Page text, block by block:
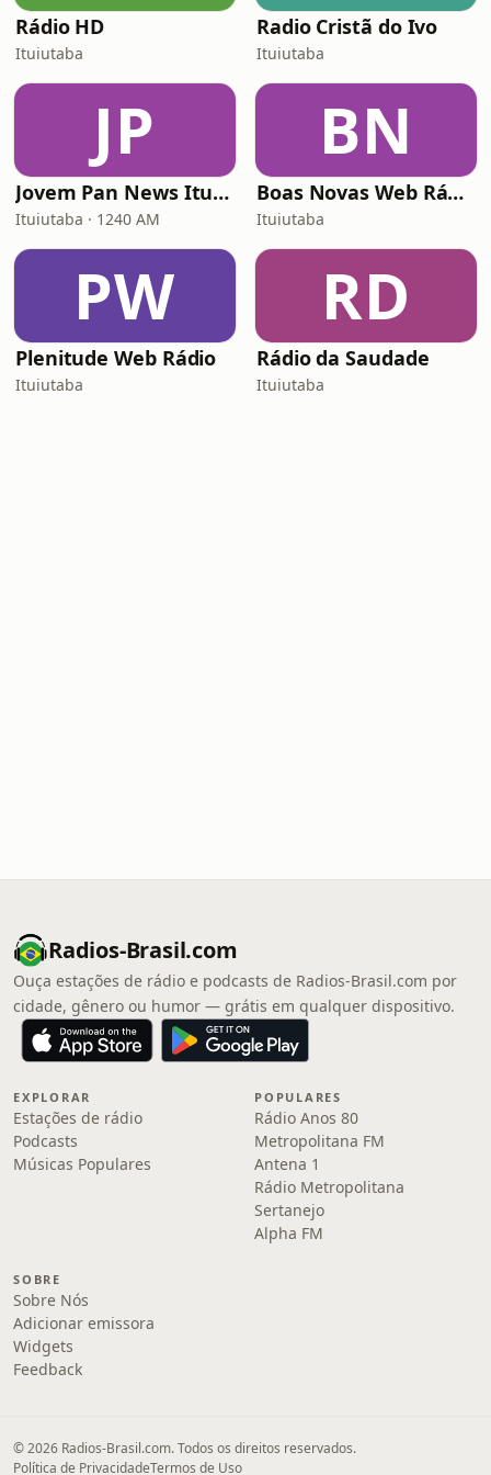
Rádio HD
Ituiutaba
Radio Cristã do Ivo
Ituiutaba
JP
Jovem Pan News Ituiutaba
Ituiutaba · 1240 AM
BN
Boas Novas Web Rádio
Ituiutaba
PW
Plenitude Web Rádio
Ituiutaba
RD
Rádio da Saudade
Ituiutaba
Radios-Brasil.com
Ouça estações de rádio e podcasts de Radios-Brasil.com por
cidade, gênero ou humor — grátis em qualquer dispositivo.
EXPLORAR
Estações de rádio
Podcasts
Músicas Populares
POPULARES
Rádio Anos 80
Metropolitana FM
Antena 1
Rádio Metropolitana
Sertanejo
Alpha FM
SOBRE
Sobre Nós
Adicionar emissora
Widgets
Feedback
© 2026 Radios-Brasil.com. Todos os direitos reservados.
Política de PrivacidadeTermos de Uso